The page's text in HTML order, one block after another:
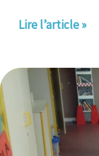
et
grandeurs
Lire l’article »
Motricité